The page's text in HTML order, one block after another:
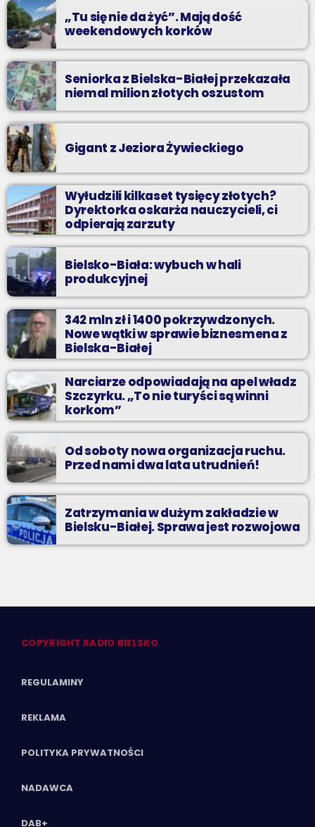
„Tu się nie da żyć”. Mają dość
weekendowych korków
Seniorka z Bielska-Białej przekazała
niemal milion złotych oszustom
Gigant z Jeziora Żywieckiego
Wyłudzili kilkaset tysięcy złotych?
Dyrektorka oskarża nauczycieli, ci
odpierają zarzuty
Bielsko-Biała: wybuch w hali
produkcyjnej
342 mln zł i 1400 pokrzywdzonych.
Nowe wątki w sprawie biznesmena z
Bielska-Białej
Narciarze odpowiadają na apel władz
Szczyrku. „To nie turyści są winni
korkom”
Od soboty nowa organizacja ruchu.
Przed nami dwa lata utrudnień!
Zatrzymania w dużym zakładzie w
Bielsku-Białej. Sprawa jest rozwojowa
COPYRIGHT RADIO BIELSKO
REGULAMINY
REKLAMA
POLITYKA PRYWATNOŚCI
NADAWCA
DAB+